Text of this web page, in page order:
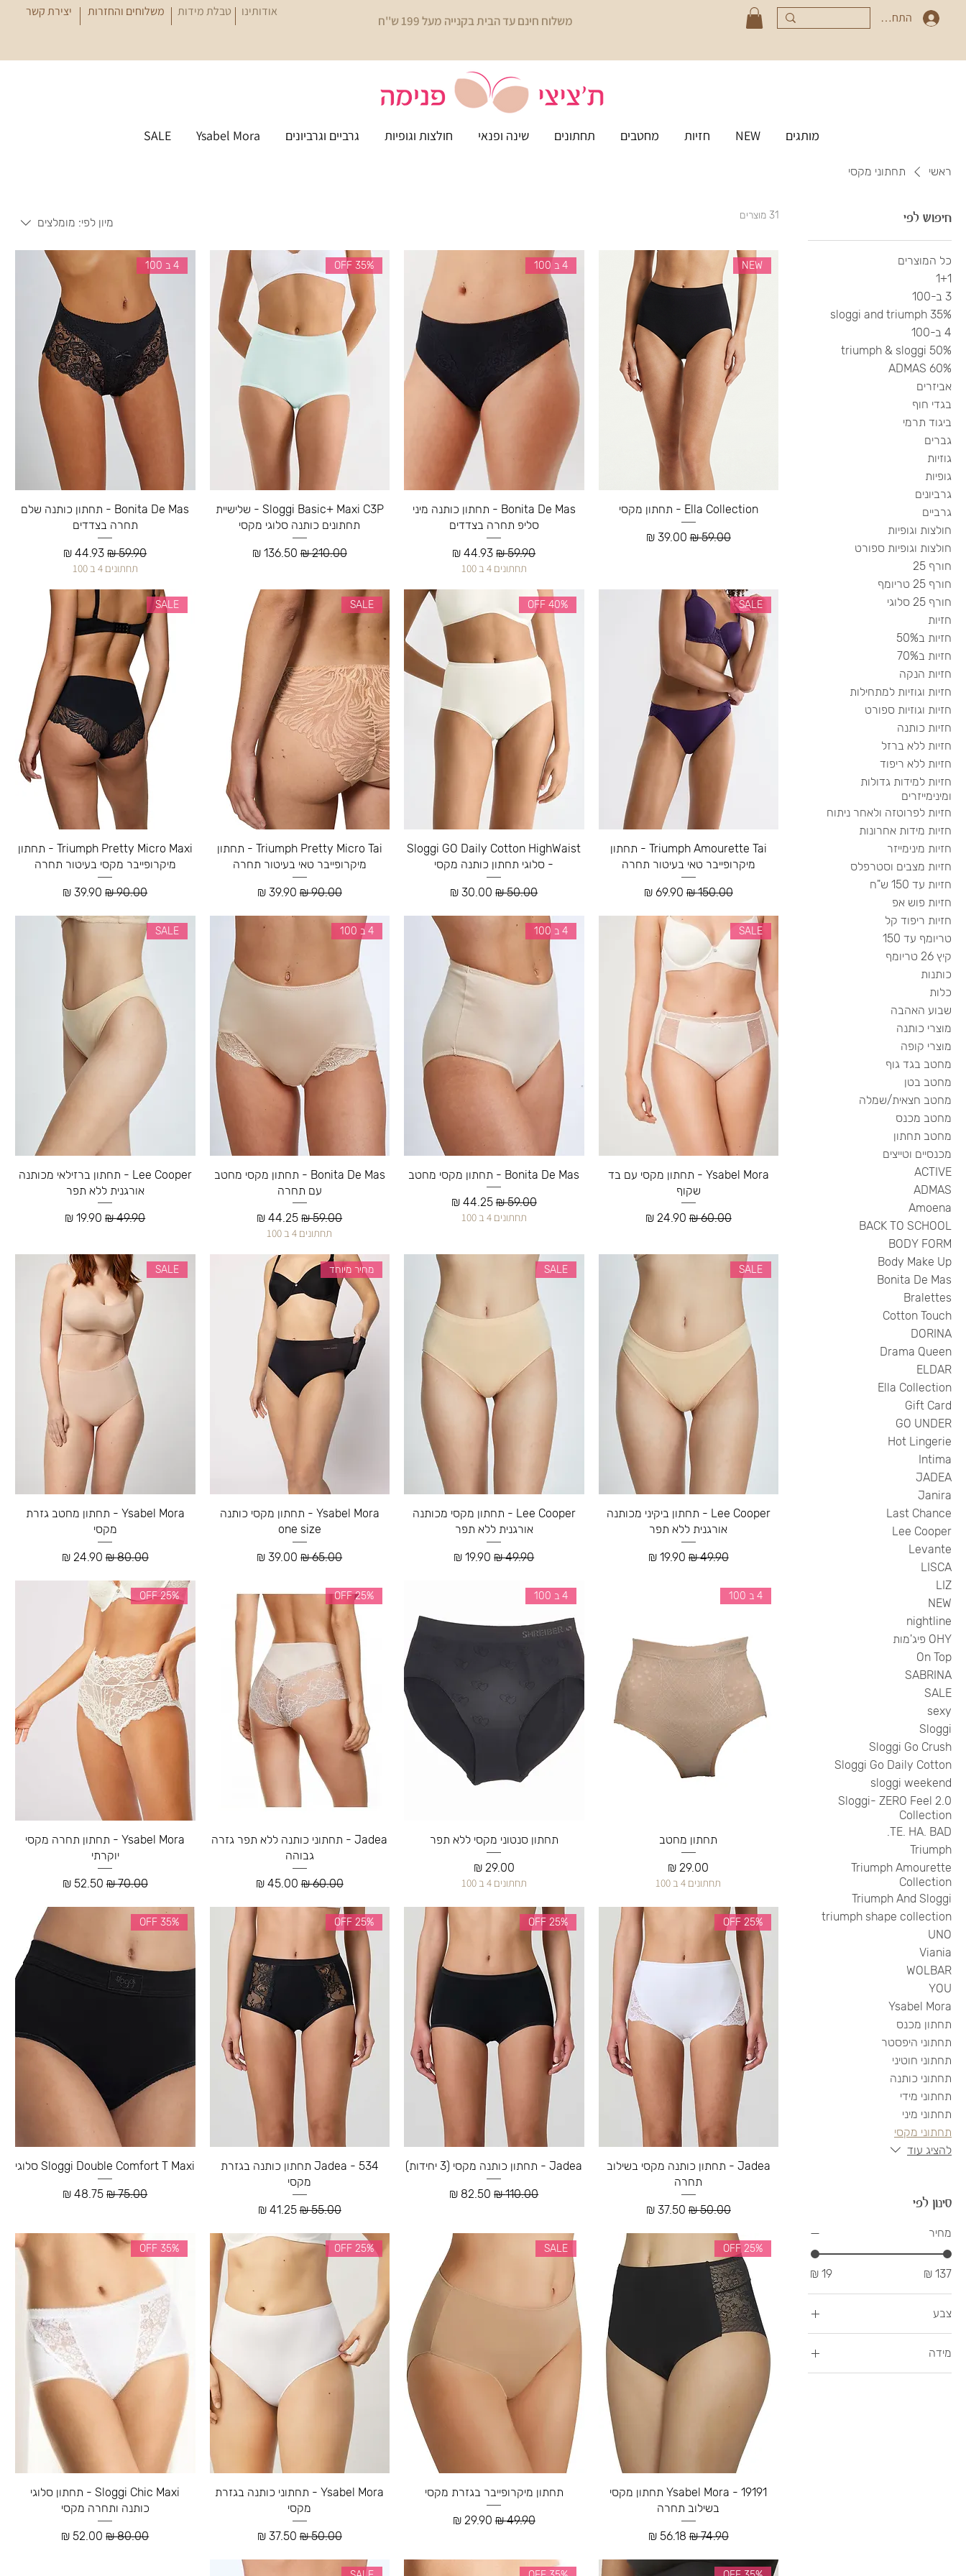
יצירת קשר משלוחים והחזרות טבלת מידות אודותינו
משלוח חינם עד הבית בקנייה מעל 199 ש''ח התחברי
מותגים NEW חזיות מחטבים תחתונים שינה ופנאי חולצות וגופיות גרביים וגרביונים Ysabel Mora
SALE
ראשי תחתוני מקסי
חיפוש לפי
כל המוצרים
1+1
3 ב-100
35% sloggi and triumph
4 ב-100
50% triumph & sloggi
60% ADMAS
אביזרים
בגדי חוף
ביגוד תרמי
גברים
גוזיות
גופיות
גרביונים
גרביים
חולצות וגופיות
חולצות וגופיות ספורט
חורף 25
חורף 25 טריומף
חורף 25 סלוגי
חזיות
חזיות ב50%
חזיות ב70%
חזיות הנקה
חזיות וגוזיות למתחילות
חזיות וגוזיות ספורט
חזיות כותנה
חזיות ללא ברזל
חזיות ללא ריפוד
חזיות למידות גדולות
ומינימייזרים
חזיות לפרוטזה ולאחר ניתוח
חזיות מידות אחרונות
חזיות מינימייזר
חזיות מצבים וסטרפלס
חזיות עד 150 ש"ח
חזיות פוש אפ
חזיות ריפוד קל
טריומף עד 150
קיץ 26 טריומף
כותנות
כלות
שבוע האהבה
מוצרי כותנה
מוצרי קופה
מחטב בגד גוף
מחטב בטן
מחטב חצאית/שמלה
מחטב מכנס
מחטב תחתון
מכנסיים וטייצים
ACTIVE
ADMAS
Amoena
BACK TO SCHOOL
BODY FORM
Body Make Up
Bonita De Mas
Bralettes
Cotton Touch
DORINA
Drama Queen
ELDAR
Ella Collection
Gift Card
GO UNDER
Hot Lingerie
Intima
JADEA
Janira
Last Chance
Lee Cooper
Levante
LISCA
LIZ
NEW
nightline
OHY פיג'מות
On Top
SABRINA
SALE
sexy
Sloggi
Sloggi Go Crush
Sloggi Go Daily Cotton
sloggi weekend
Sloggi- ZERO Feel 2.0
Collection
TE. HA. BAD.
Triumph
Triumph Amourette
Collection
Triumph And Sloggi
triumph shape collection
UNO
Viania
WOLBAR
YOU
Ysabel Mora
תחתון מכנס
תחתוני היפסטר
תחתוני חוטיני
תחתוני כותנה
תחתוני מידי
תחתוני מיני
תחתוני מקסי
להציג עוד
סינון לפי
מחיר
צבע
מידה
36
31 מוצרים
מיון לפי: מומלצים
NEW
Ella Collection - תחתון מקסי
מחיר רגיל‏59.00 ‏₪ מחיר מבצע
4 ב 100
Bonita De Mas - תחתון כותנה מיני
סליפ תחרה בצדדים
מחיר רגיל‏59.90 ‏₪ מחיר מבצע
תחתונים 4 ב 100
35% OFF
Sloggi Basic+ Maxi C3P - שלישיית
תחתונים כותנה סלוגי מקסי
מחיר רגיל‏210.00 ‏₪ מחיר מבצע
4 ב 100
Bonita De Mas - תחתון כותנה שלם
תחרה בצדדים
מחיר רגיל‏59.90 ‏₪ מחיר מבצע
תחתונים 4 ב 100
SALE
Triumph Amourette Tai - תחתון
מיקרופייבר טאי בעיטור תחרה
מחיר רגיל‏150.00 ‏₪ מחיר מבצע
40% OFF
Sloggi GO Daily Cotton HighWaist
- סלוגי תחתון כותנה מקסי
מחיר רגיל‏50.00 ‏₪ מחיר מבצע
SALE
Triumph Pretty Micro Tai - תחתון
מיקרופייבר טאי בעיטור תחרה
מחיר רגיל‏90.00 ‏₪ מחיר מבצע
SALE
Triumph Pretty Micro Maxi - תחתון
מיקרופייבר מקסי בעיטור תחרה
מחיר רגיל‏90.00 ‏₪ מחיר מבצע
SALE
Ysabel Mora - תחתון מקסי עם בד
שקוף
מחיר רגיל‏60.00 ‏₪ מחיר מבצע
4 ב 100
Bonita De Mas - תחתון מקסי מחטב
מחיר רגיל‏59.00 ‏₪ מחיר מבצע‏44.25 ‏₪
תחתונים 4 ב 100
4 ב 100
Bonita De Mas - תחתון מקסי מחטב
עם תחרה
מחיר רגיל‏59.00 ‏₪ מחיר מבצע
תחתונים 4 ב 100
SALE
Lee Cooper - תחתון ברזילאי מכותנה
אורגנית ללא תפר
מחיר רגיל‏49.90 ‏₪ מחיר מבצע
SALE
Lee Cooper - תחתון ביקיני מכותנה
אורגנית ללא תפר
מחיר רגיל‏49.90 ‏₪ מחיר מבצע
SALE
Lee Cooper - תחתון מקסי מכותנה
אורגנית ללא תפר
מחיר רגיל‏49.90 ‏₪ מחיר מבצע
מחיר מיוחד
Ysabel Mora - תחתון מקסי כותנה
one size
מחיר רגיל‏65.00 ‏₪ מחיר מבצע
SALE
Ysabel Mora - תחתון מחטב גזרת
מקסי
מחיר רגיל‏80.00 ‏₪ מחיר מבצע
4 ב 100
תחתון מחטב
מחיר
תחתונים 4 ב 100
4 ב 100
תחתון סנטוני מקסי ללא תפר
מחיר
תחתונים 4 ב 100
25% OFF
Jadea - תחתוני כותנה ללא תפר גזרה
גבוהה
מחיר רגיל‏60.00 ‏₪ מחיר מבצע
25% OFF
Ysabel Mora - תחתון תחרה מקסי
יוקרתי
מחיר רגיל‏70.00 ‏₪ מחיר מבצע
25% OFF
Jadea - תחתון כותנה מקסי בשילוב
תחרה
מחיר רגיל‏50.00 ‏₪ מחיר מבצע
25% OFF
Jadea - תחתון כותנה מקסי (3 יחידות)
מחיר רגיל‏110.00 ‏₪ מחיר מבצע
25% OFF
Jadea - 534 תחתון כותנה בגזרת
מקסי
מחיר רגיל‏55.00 ‏₪ מחיר מבצע‏41.25 ‏₪
35% OFF
Sloggi Double Comfort T Maxi סלוגי
מחיר רגיל‏75.00 ‏₪ מחיר מבצע
25% OFF
Ysabel Mora - 19191 תחתון מקסי
בשילוב תחרה
מחיר רגיל‏74.90 ‏₪ מחיר מבצע
SALE
תחתון מיקרופייבר בגזרת מקסי
מחיר רגיל‏49.90 ‏₪ מחיר מבצע
25% OFF
Ysabel Mora - תחתוני כותנה בגזרת
מקסי
מחיר רגיל‏50.00 ‏₪ מחיר מבצע
35% OFF
Sloggi Chic Maxi - תחתון סלוגי
כותנה ותחרה מקסי
מחיר רגיל‏80.00 ‏₪ מחיר מבצע